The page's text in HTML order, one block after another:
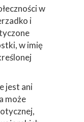
i
w
i
w imię